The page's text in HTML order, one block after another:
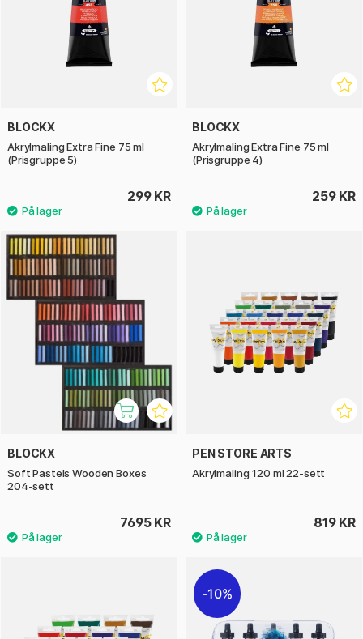
BLOCKX
Akrylmaling Extra Fine 75 ml
(Prisgruppe 5)
299 KR
BLOCKX
Akrylmaling Extra Fine 75 ml
(Prisgruppe 4)
259 KR
BLOCKX
Soft Pastels Wooden Boxes
204-sett
7695 KR
PEN STORE ARTS
Akrylmaling 120 ml 22-sett
819 KR
10%